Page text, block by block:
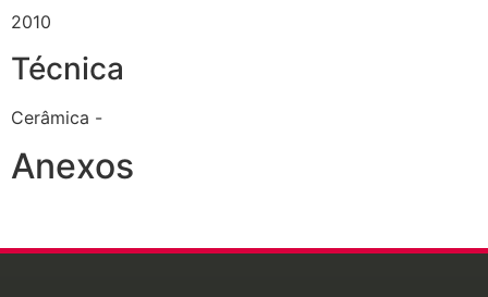
2010
Técnica
Cerâmica -
Anexos